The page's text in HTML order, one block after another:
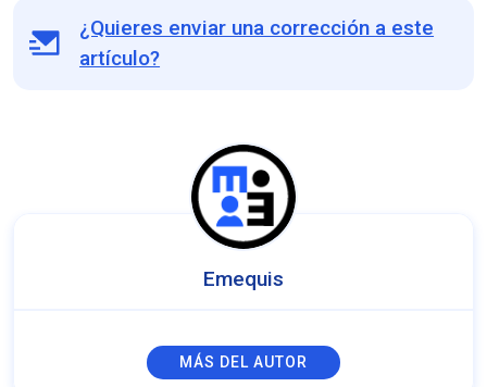
¿Quieres enviar una corrección a este
artículo?
Emequis
MÁS DEL AUTOR